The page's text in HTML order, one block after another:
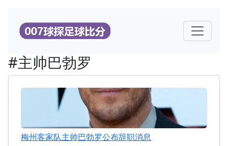
#主帅巴勃罗
梅州客家队主帅巴勃罗公布辞职消息